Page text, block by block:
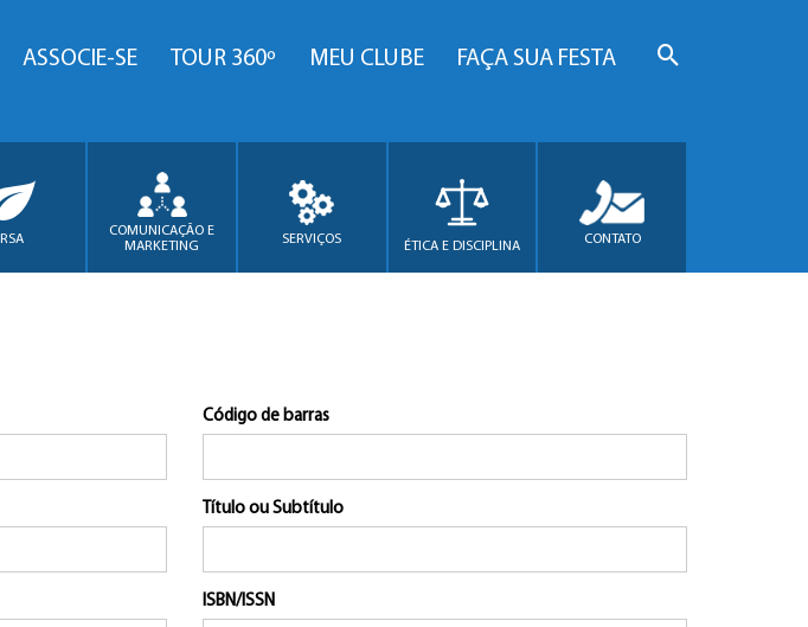
ASSOCIE-SE TOUR 360º MEU CLUBE FAÇA SUA FESTA
RSA
COMUNICAÇÃO E
MARKETING
SERVIÇOS ÉTICA E DISCIPLINA CONTATO
Código de barras
Título ou Subtítulo
ISBN/ISSN